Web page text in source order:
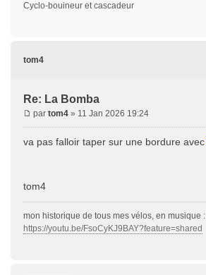
Cyclo-bouineur et cascadeur
tom4
Re: La Bomba
par tom4 » 11 Jan 2026 19:24
va pas falloir taper sur une bordure avec
tom4
mon historique de tous mes vélos, en musique :
https://youtu.be/FsoCyKJ9BAY?feature=shared